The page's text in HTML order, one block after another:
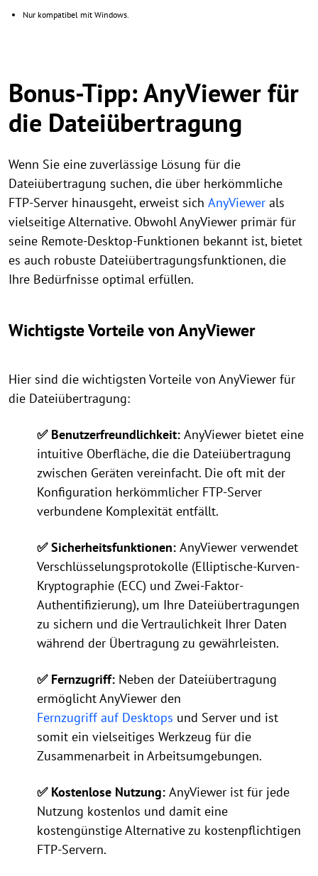
Nur kompatibel mit Windows.
Bonus-Tipp: AnyViewer für
die Dateiübertragung
Wenn Sie eine zuverlässige Lösung für die
Dateiübertragung suchen, die über herkömmliche
FTP-Server hinausgeht, erweist sich AnyViewer als
vielseitige Alternative. Obwohl AnyViewer primär für
seine Remote-Desktop-Funktionen bekannt ist, bietet
es auch robuste Dateiübertragungsfunktionen, die
Ihre Bedürfnisse optimal erfüllen.
Wichtigste Vorteile von AnyViewer
Hier sind die wichtigsten Vorteile von AnyViewer für
die Dateiübertragung:
✅ Benutzerfreundlichkeit: AnyViewer bietet eine
intuitive Oberfläche, die die Dateiübertragung
zwischen Geräten vereinfacht. Die oft mit der
Konfiguration herkömmlicher FTP-Server
verbundene Komplexität entfällt.
✅ Sicherheitsfunktionen: AnyViewer verwendet
Verschlüsselungsprotokolle (Elliptische-Kurven-
Kryptographie (ECC) und Zwei-Faktor-
Authentifizierung), um Ihre Dateiübertragungen
zu sichern und die Vertraulichkeit Ihrer Daten
während der Übertragung zu gewährleisten.
✅ Fernzugriff: Neben der Dateiübertragung
ermöglicht AnyViewer den
Fernzugriff auf Desktops und Server und ist
somit ein vielseitiges Werkzeug für die
Zusammenarbeit in Arbeitsumgebungen.
✅ Kostenlose Nutzung: AnyViewer ist für jede
Nutzung kostenlos und damit eine
kostengünstige Alternative zu kostenpflichtigen
FTP-Servern.